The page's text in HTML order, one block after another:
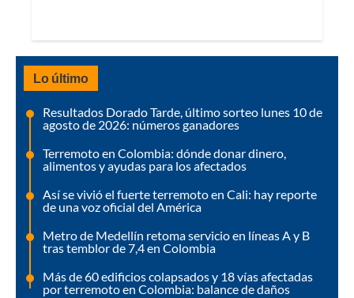
Lo último
Resultados Dorado Tarde, último sorteo lunes 10 de
agosto de 2026: números ganadores
Terremoto en Colombia: dónde donar dinero,
alimentos y ayudas para los afectados
Así se vivió el fuerte terremoto en Cali: hay reporte
de una voz oficial del América
Metro de Medellín retoma servicio en líneas A y B
tras temblor de 7,4 en Colombia
Más de 60 edificios colapsados y 18 vías afectadas
por terremoto en Colombia: balance de daños